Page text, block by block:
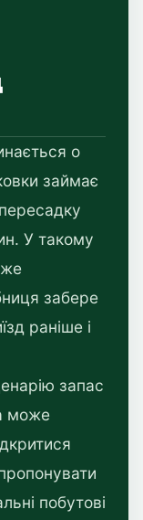
о
займає
У такому
забере
раніше і
запас
може
побутові